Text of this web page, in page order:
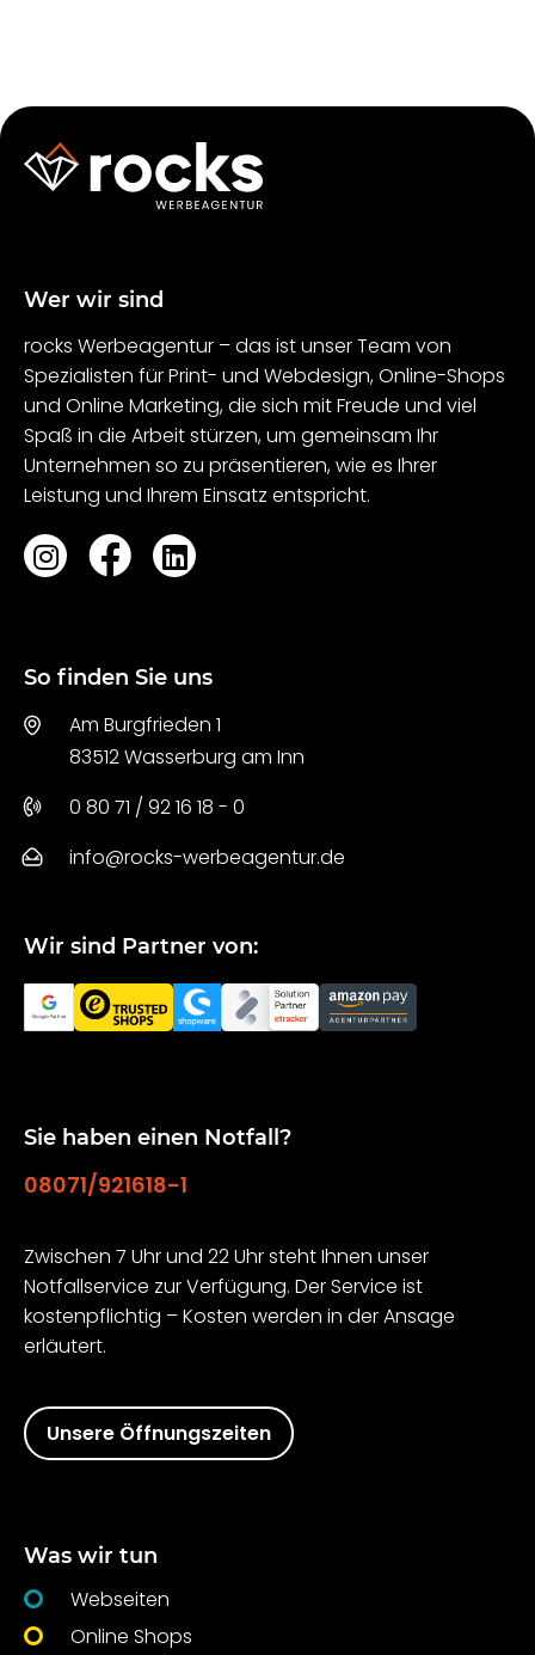
Wer wir sind
rocks Werbeagentur – das ist unser Team von
Spezialisten für Print- und Webdesign, Online-Shops
und Online Marketing, die sich mit Freude und viel
Spaß in die Arbeit stürzen, um gemeinsam Ihr
Unternehmen so zu präsentieren, wie es Ihrer
Leistung und Ihrem Einsatz entspricht.
So finden Sie uns
Am Burgfrieden 1
83512 Wasserburg am Inn
0 80 71 / 92 16 18 - 0
info@rocks-werbeagentur.de
Wir sind Partner von:
Sie haben einen Notfall?
08071/921618-1
Zwischen 7 Uhr und 22 Uhr steht Ihnen unser
Notfallservice zur Verfügung. Der Service ist
kostenpflichtig – Kosten werden in der Ansage
erläutert.
Unsere Öffnungszeiten
Was wir tun
Webseiten
Online Shops